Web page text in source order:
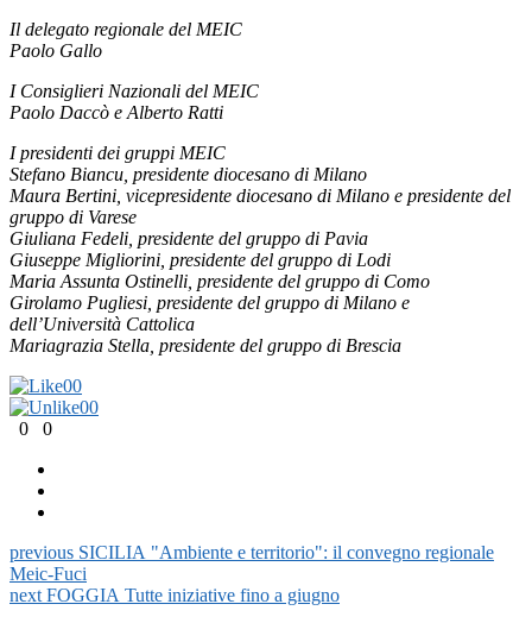
Il delegato regionale del MEIC
Paolo Gallo
I Consiglieri Nazionali del MEIC
Paolo Daccò e Alberto Ratti
I presidenti dei gruppi MEIC
Stefano Biancu, presidente diocesano di Milano
Maura Bertini, vicepresidente diocesano di Milano e presidente del
gruppo di Varese
Giuliana Fedeli, presidente del gruppo di Pavia
Giuseppe Migliorini, presidente del gruppo di Lodi
Maria Assunta Ostinelli, presidente del gruppo di Como
Girolamo Pugliesi, presidente del gruppo di Milano e
dell’Università Cattolica
Mariagrazia Stella, presidente del gruppo di Brescia
00
00
0
0
previous SICILIA "Ambiente e territorio": il convegno regionale
Meic-Fuci
next FOGGIA Tutte iniziative fino a giugno